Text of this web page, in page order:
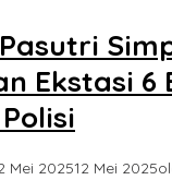
Ekstasi 6
Mei 202512 Mei 2025